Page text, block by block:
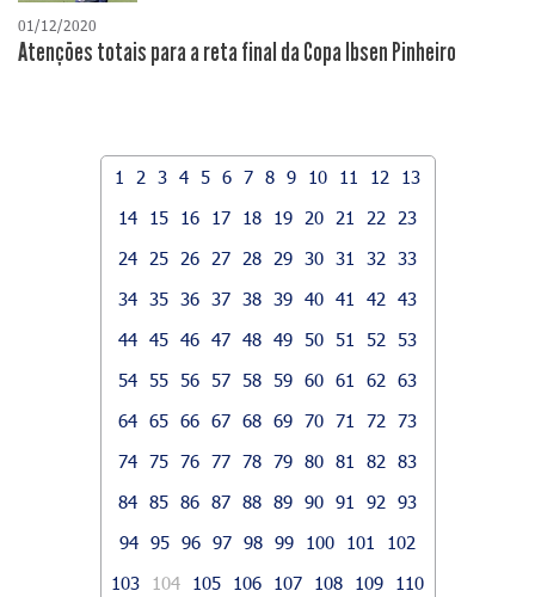
01/12/2020
Atenções totais para a reta final da Copa Ibsen Pinheiro
1 2 3 4 5 6 7 8 9 10 11 12
13
14
15 16 17 18 19 20 21 22
23
24
25 26 27 28 29 30 31 32
33
34 35 36 37 38 39 40 41 42
43
44 45 46 47 48 49 50 51 52
53
54 55 56 57 58 59 60 61 62
63
64 65 66 67 68 69 70 71 72
73
74 75 76 77 78 79 80 81 82
83
84 85 86 87 88 89 90 91 92
93
94 95 96 97 98 99 100 101
102
103
104 105 106 107 108 109
110